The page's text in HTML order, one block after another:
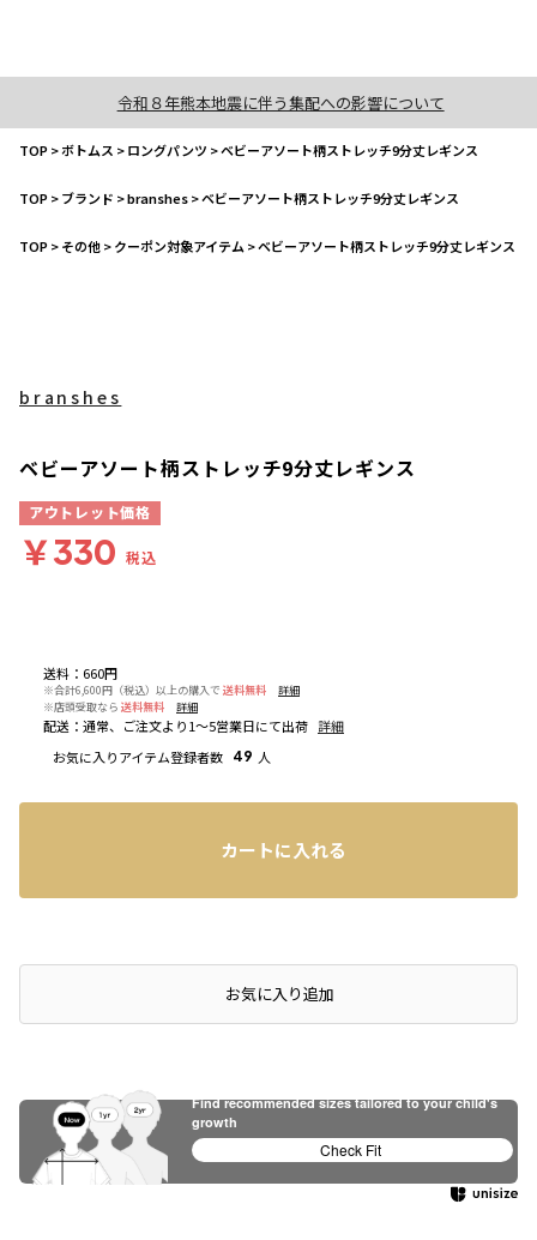
令和８年熊本地震に伴う集配への影響について
TOP>ボトムス >ロングパンツ >ベビーアソート柄ストレッチ9分丈レギンス
TOP>ブランド >branshes>ベビーアソート柄ストレッチ9分丈レギンス
TOP>その他>クーポン対象アイテム >ベビーアソート柄ストレッチ9分丈レギンス
送料 ： 660円
※合計6,600円（税込）以上の購入で 送料無料
詳細
※店頭受取なら 送料無料 詳細
配送 ： 通常、ご注文より1～5営業日にて出荷 詳細
お気に入りアイテム登録者数 49 人
branshes
ベビーアソート柄ストレッチ9分丈レギンス
アウトレット価格
￥330 税込
カートに入れる
お気に入り追加
Find recommended sizes tailored to your child's
growth
Check Fit